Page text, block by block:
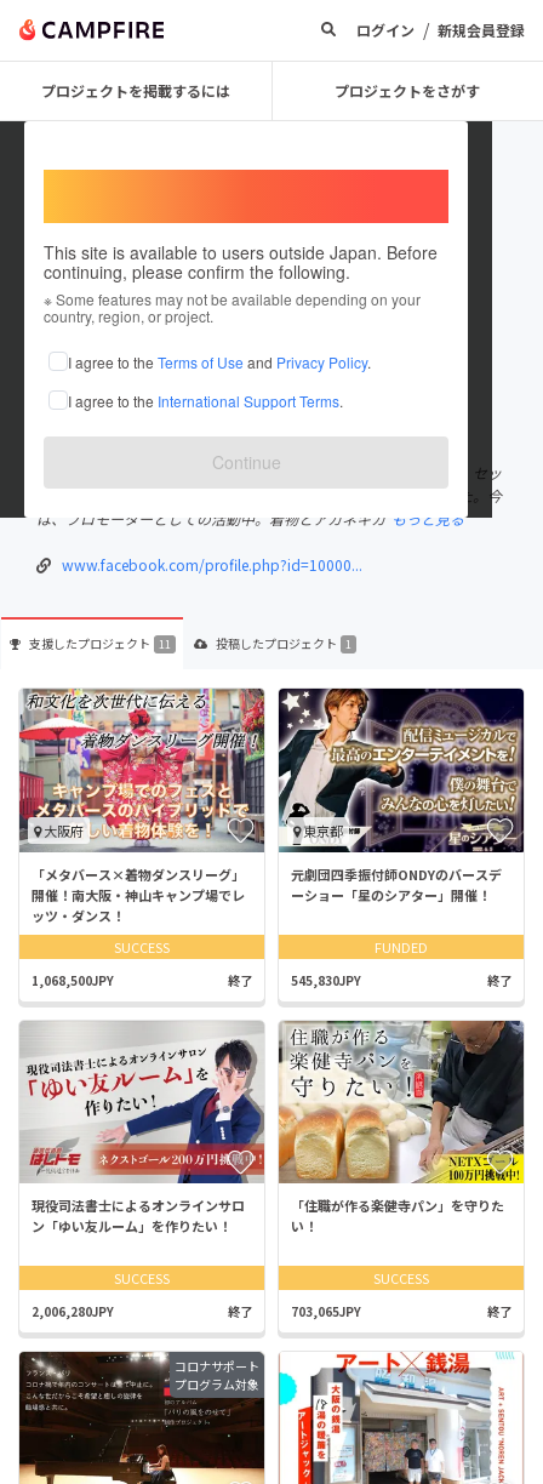
ログイン / 新規会員登録
プロジェクトを掲載するには プロジェクトをさがす
This site is available to users outside Japan. Before
continuing, please confirm the following.
※ Some features may not be available depending on your
country, region, or project.
I agree to the Terms of Use and Privacy Policy.
I agree to the International Support Terms.
Continue
reikotanday
これまでに11回支援して1件のプロジェクトを投稿しています
在住国：日本 現在地：大阪府
出身国：日本 出身地：京都府
岡本玲子です🌸 私は、大阪でアーティスト同士のコラボ、ライブ，セッ
ションなどのイベントを手掛けるプロデューサーをして参りました。今
は、プロモーターとしての活動中。着物とアカネキカ もっと見る
www.facebook.com/profile.php?id=10000...
支援したプロジェクト 11 投稿したプロジェクト 1
大阪府
「メタバース×着物ダンスリーグ」
開催！南大阪・神山キャンプ場でレ
ッツ・ダンス！
SUCCESS
1,068,500JPY 終了
東京都
元劇団四季振付師ONDYのバースデ
ーショー「星のシアター」開催！
FUNDED
545,830JPY 終了
現役司法書士によるオンラインサロ
ン「ゆい友ルーム」を作りたい！
SUCCESS
2,006,280JPY 終了
「住職が作る楽健寺パン」を守りた
い！
SUCCESS
703,065JPY 終了
コロナサポート
プログラム対象